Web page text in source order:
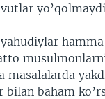
masalalarda
bilan baham